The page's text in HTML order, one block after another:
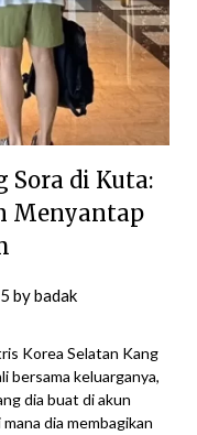
Sora di Kuta:
Menyantap
bybadak
Korea Selatan Kang
bersama keluarganya,
dia buat di akun
dia membagikan